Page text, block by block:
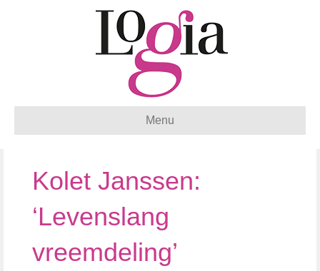
Menu
Kolet Janssen:
‘Levenslang
vreemdeling’